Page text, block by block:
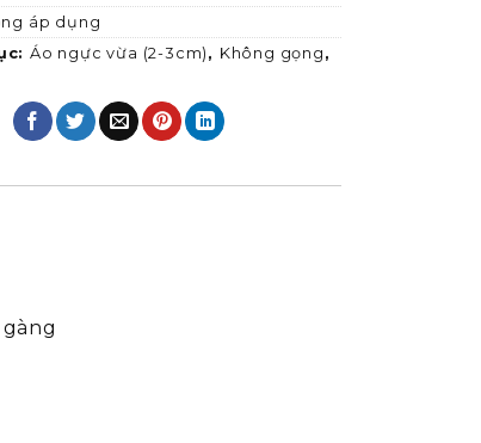
áp dụng
Áo ngực vừa (2-3cm) , Không gọng ,